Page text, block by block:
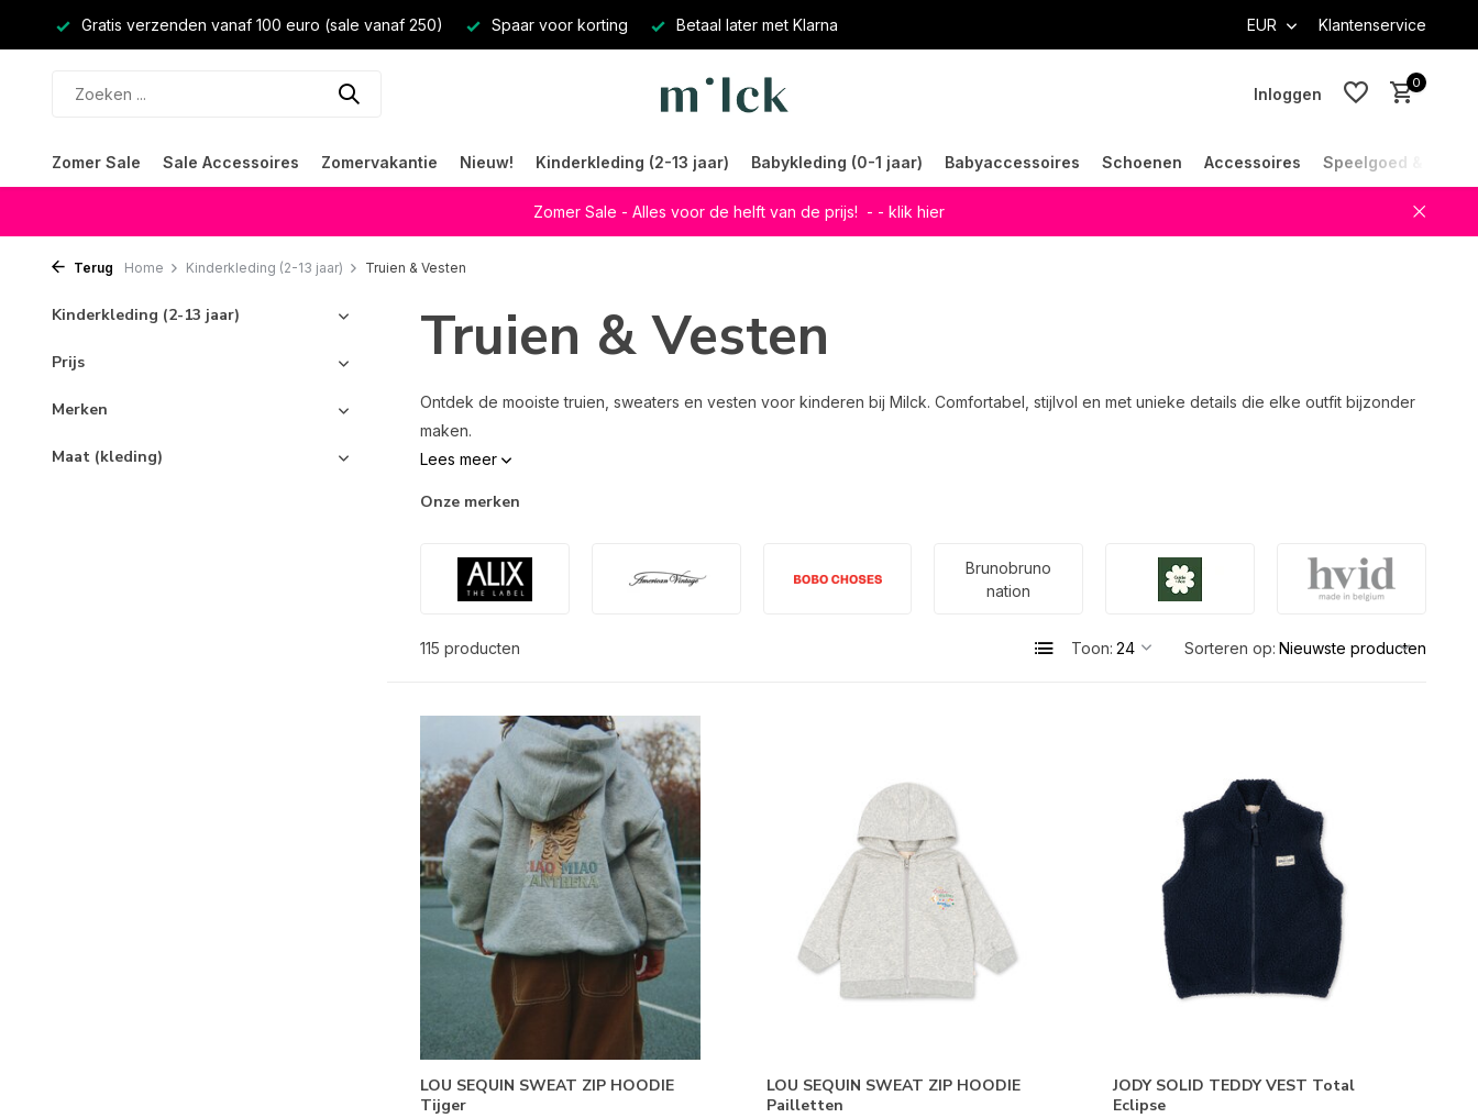
Gratis verzenden vanaf 100 euro (sale vanaf 250) Spaar voor korting Betaal later met Klarna EUR Klantenservice
Inloggen
0
Zomer Sale Sale Accessoires Zomervakantie Nieuw! Kinderkleding (2-13 jaar) Babykleding (0-1 jaar) Babyaccessoires Schoenen Accessoires Speelgoed &
Zomer Sale - Alles voor de helft van de prijs! - - klik hier
Terug Home Kinderkleding (2-13 jaar) Truien & Vesten
Kinderkleding (2-13 jaar)
Prijs
Merken
Maat (kleding)
Truien & Vesten
Ontdek de mooiste truien, sweaters en vesten voor kinderen bij Milck. Comfortabel, stijlvol en met unieke details die elke outfit bijzonder
maken.
Lees meer
Onze merken
Brunobruno
nation
115 producten Toon: Sorteren op:
LOU SEQUIN SWEAT ZIP HOODIE
Tijger
LOU SEQUIN SWEAT ZIP HOODIE
Pailletten
JODY SOLID TEDDY VEST Total
Eclipse